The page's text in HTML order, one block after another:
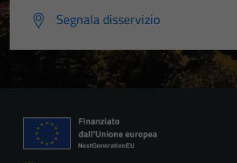
Segnala disservizio